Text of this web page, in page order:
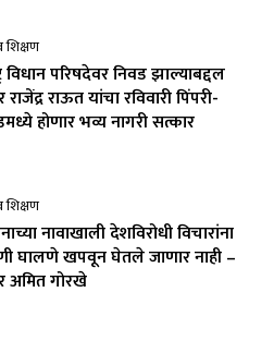
शिक्षण
विधान परिषदेवर निवड झाल्याबद्दल
राऊत यांचा रविवारी पिंपरी-
होणार भव्य नागरी सत्कार
शिक्षण
नावाखाली देशविरोधी विचारांना
घालणे खपवून घेतले जाणार नाही –
अमित गोरखे